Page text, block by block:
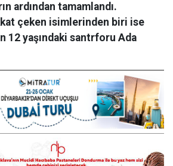
ardından tamamlandı.
çeken isimlerinden biri ise
12 yaşındaki santrforu Ada